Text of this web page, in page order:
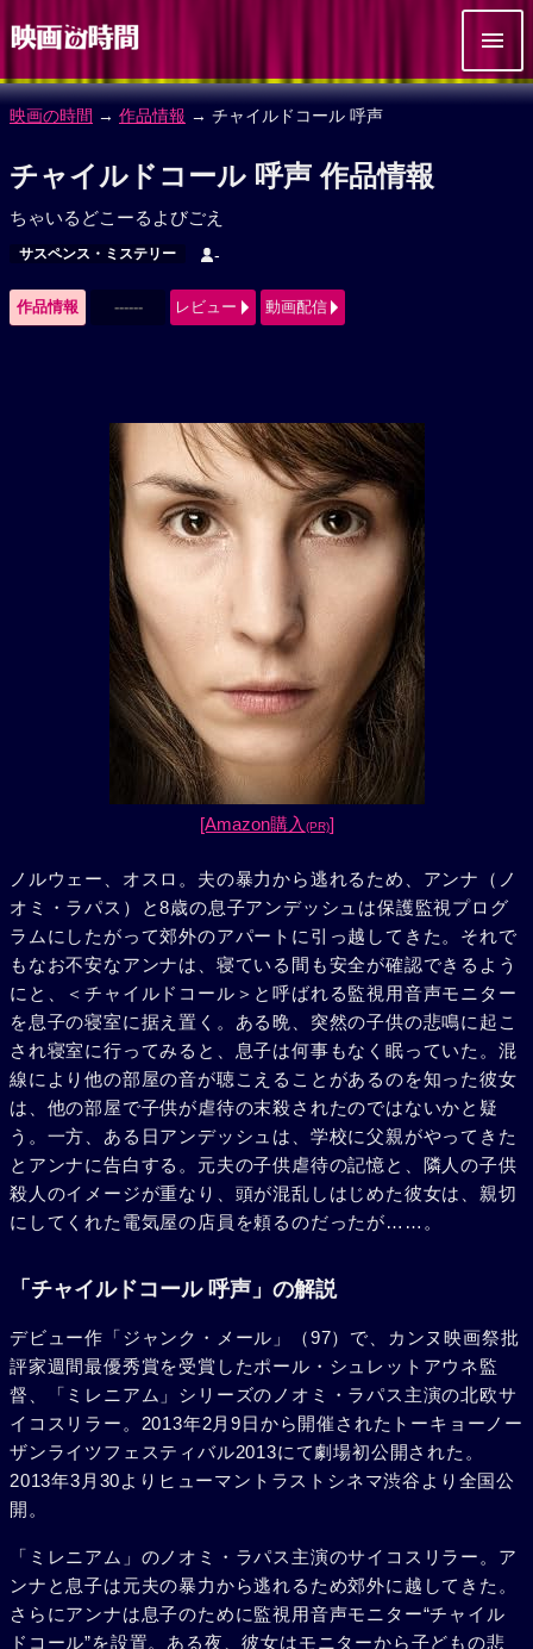
映画の時間 → 作品情報 → チャイルドコール 呼声
チャイルドコール 呼声 作品情報
ちゃいるどこーるよびごえ
サスペンス・ミステリー -
作品情報 ------ レビュー 動画配信
[Amazon購入 (PR)]
ノルウェー、オスロ。夫の暴力から逃れるため、アンナ（ノ
オミ・ラパス）と8歳の息子アンデッシュは保護監視プログ
ラムにしたがって郊外のアパートに引っ越してきた。それで
もなお不安なアンナは、寝ている間も安全が確認できるよう
にと、＜チャイルドコール＞と呼ばれる監視用音声モニター
を息子の寝室に据え置く。ある晩、突然の子供の悲鳴に起こ
され寝室に行ってみると、息子は何事もなく眠っていた。混
線により他の部屋の音が聴こえることがあるのを知った彼女
は、他の部屋で子供が虐待の末殺されたのではないかと疑
う。一方、ある日アンデッシュは、学校に父親がやってきた
とアンナに告白する。元夫の子供虐待の記憶と、隣人の子供
殺人のイメージが重なり、頭が混乱しはじめた彼女は、親切
にしてくれた電気屋の店員を頼るのだったが……。
「チャイルドコール 呼声」の解説
デビュー作「ジャンク・メール」（97）で、カンヌ映画祭批
評家週間最優秀賞を受賞したポール・シュレットアウネ監
督、「ミレニアム」シリーズのノオミ・ラパス主演の北欧サ
イコスリラー。2013年2月9日から開催されたトーキョーノー
ザンライツフェスティバル2013にて劇場初公開された。
2013年3月30よりヒューマントラストシネマ渋谷より全国公
開。
「ミレニアム」のノオミ・ラパス主演のサイコスリラー。ア
ンナと息子は元夫の暴力から逃れるため郊外に越してきた。
さらにアンナは息子のために監視用音声モニター“チャイル
ドコール”を設置。ある夜、彼女はモニターから子どもの悲